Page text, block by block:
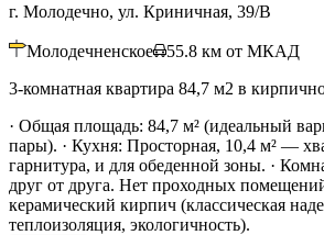
г. Молодечно, ул. Криничная, 39/В
Молодечненское 55.8 км от МКАД
3-комнатная квартира 84,7 м2 в
· Общая площадь: 84,7 м² (идеальный
пары). · Кухня: Просторная, 10,4 м² —
гарнитура, и для обеденной зоны. ·
друг от друга. Нет проходных
керамический кирпич (классическая
теплоизоляция, экологичность).